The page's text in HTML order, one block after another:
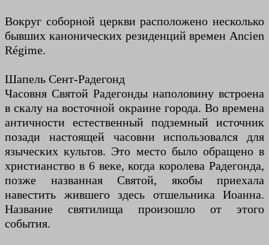
Вокруг соборной церкви расположено несколько
бывших канонических резиденций времен Ancien
Régime.
Шапель Сент-Радегонд
Часовня Святой Радегонды наполовину встроена
в скалу на восточной окраине города. Во времена
античности естественный подземный источник
позади настоящей часовни использовался для
языческих культов. Это место было обращено в
христианство в 6 веке, когда королева Радегонда,
позже названная Святой, якобы приехала
навестить жившего здесь отшельника Иоанна.
Название святилища произошло от этого
события.